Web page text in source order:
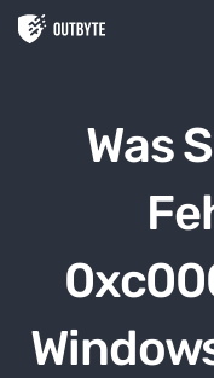
Zum Inhalt springen
Was